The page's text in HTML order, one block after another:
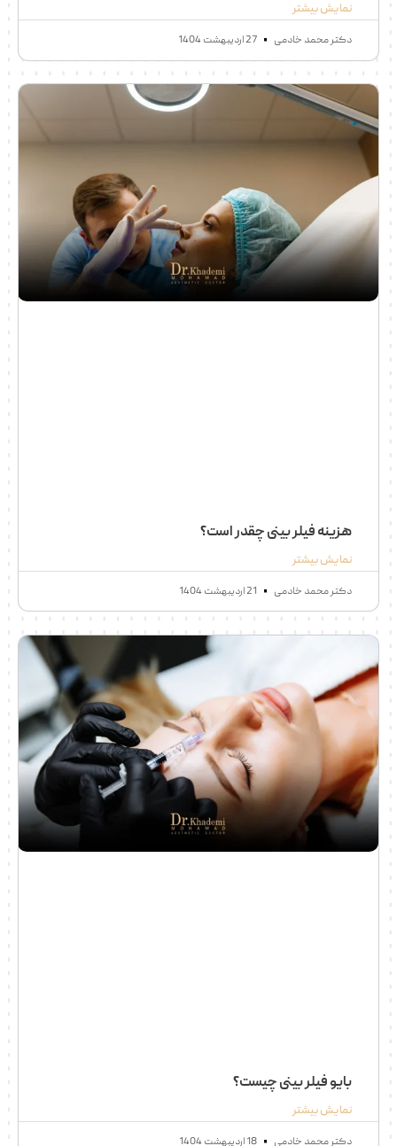
نمایش بیشتر
دکتر محمد خادمی
هزینه فیلر بینی چقدر است؟
نمایش بیشتر
دکتر محمد خادمی
بایو فیلر بینی چیست؟
نمایش بیشتر
دکتر محمد خادمی